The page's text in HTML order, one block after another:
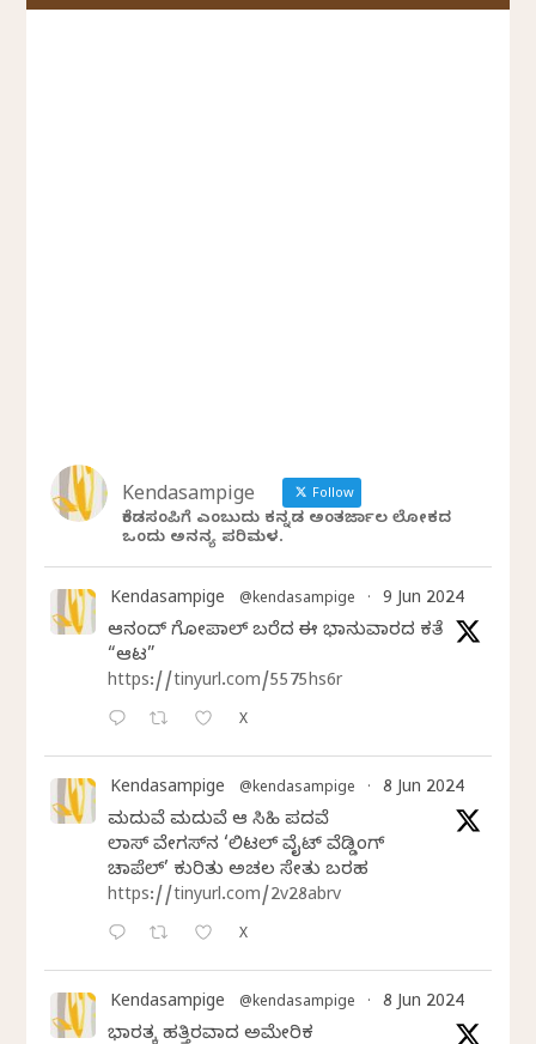
Kendasampige Follow
ಕೆಂಡಸಂಪಿಗೆ ಎಂಬುದು ಕನ್ನಡ ಅಂತರ್ಜಾಲ ಲೋಕದ
ಒಂದು ಅನನ್ಯ ಪರಿಮಳ.
Kendasampige @kendasampige · 9 Jun 2024
ಆನಂದ್‌ ಗೋಪಾಲ್‌ ಬರೆದ ಈ ಭಾನುವಾರದ ಕತೆ
“ಆಟ”
https://tinyurl.com/5575hs6r
X
Kendasampige @kendasampige · 8 Jun 2024
ಮದುವೆ ಮದುವೆ ಆ ಸಿಹಿ ಪದವೆ
ಲಾಸ್‌ ವೇಗಸ್‌ನ ‘ಲಿಟಲ್ ವೈಟ್ ವೆಡ್ಡಿಂಗ್
ಚಾಪೆಲ್’ ಕುರಿತು ಅಚಲ ಸೇತು ಬರಹ
https://tinyurl.com/2v28abrv
X
Kendasampige @kendasampige · 8 Jun 2024
ಭಾರತಕ್ಕೆ ಹತ್ತಿರವಾದ ಅಮೇರಿಕ